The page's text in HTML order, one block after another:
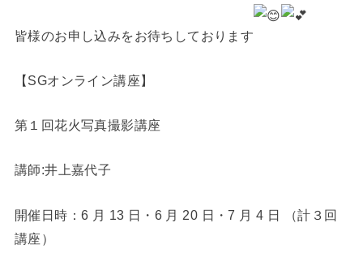
皆様のお申し込みをお待ちしております
【SGオンライン講座】
第１回花火写真撮影講座
講師:井上嘉代子
開催日時：6 月 13 日・6 月 20 日・7 月 4 日 （計３回
講座）